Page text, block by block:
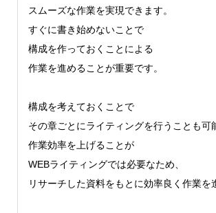
スムーズな作業を実現できます。
すぐに書き始めないことで
構成を作っておくことによる
作業を進めることが重要です。
構成を考えておくことで
その章ごとにライティングを行うことも可
作業効率を上げることが
WEBライティングでは必要なため、
リサーチした資料をもとに効率良く作業を